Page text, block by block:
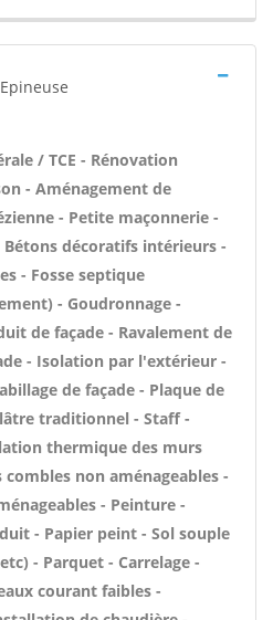
/ TCE - Rénovation
- Aménagement de
- Petite maçonnerie -
Bétons décoratifs intérieurs -
- Fosse septique
- Goudronnage -
de façade - Ravalement de
- Isolation par l'extérieur -
de façade - Plaque de
traditionnel - Staff -
thermique des murs
non aménageables -
- Peinture -
- Papier peint - Sol souple
- Parquet - Carrelage -
courant faibles -